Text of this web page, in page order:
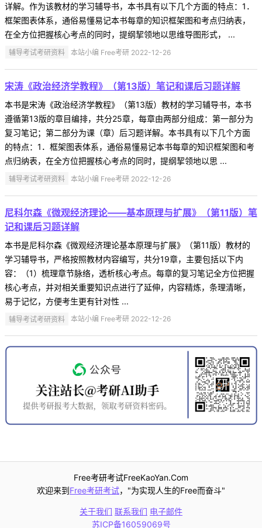
详解。作为该教材的学习辅导书，本书具有以下几个方面的特点：1．
框架图表体系，通俗易懂易记本书每章的知识框架图和考点归纳表，
在全方位把握核心考点的同时，提纲挈领地以思维导图形式， ...
辅导考试考研资料 本站小编 Free考研 2022-12-26
宋涛《政治经济学教程》（第13版）笔记和课后习题详解
本书是宋涛《政治经济学教程》（第13版）教材的学习辅导书，本书
遵循第13版的章目编排，共分25章，每章由两部分组成：第一部分为
复习笔记；第二部分为课（章）后习题详解。本书具有以下几个方面
的特点：1．框架图表体系，通俗易懂易记本书每章的知识框架图和考
点归纳表，在全方位把握核心考点的同时，提纲挈领地以思 ...
辅导考试考研资料 本站小编 Free考研 2022-12-26
尼科尔森《微观经济理论——基本原理与扩展》（第11版）笔
记和课后习题详解
本书是尼科尔森《微观经济理论基本原理与扩展》（第11版）教材的
学习辅导书，严格按照教材内容编写，共分19章，主要包括以下内
容：（1）梳理章节脉络，透析核心考点。每章的复习笔记全方位把握
核心考点，并对相关重要知识点进行了延伸，内容精炼，条理清晰，
易于记忆，方便考生更有针对性 ...
辅导考试考研资料 本站小编 Free考研 2022-12-26
Free考研考试FreeKaoYan.Com
欢迎来到Free考研考试，"为实现人生的Free而奋斗"
关于我们 联系我们 电子邮件
苏ICP备16059069号